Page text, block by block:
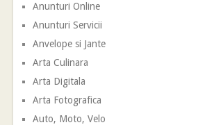
Anunturi Online
Anunturi Servicii
Anvelope si Jante
Arta Culinara
Arta Digitala
Arta Fotografica
Auto, Moto, Velo